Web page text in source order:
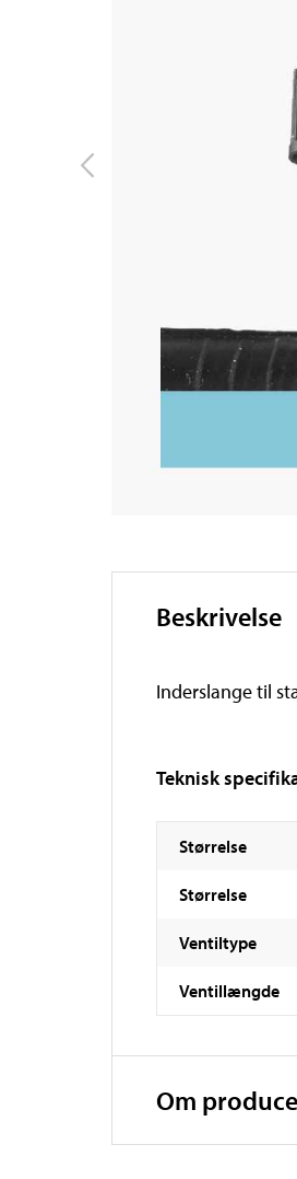
Beskrivelse
Inderslange til
Teknisk
Størrelse
Størrelse
Ventiltype
Ventillængde
Om